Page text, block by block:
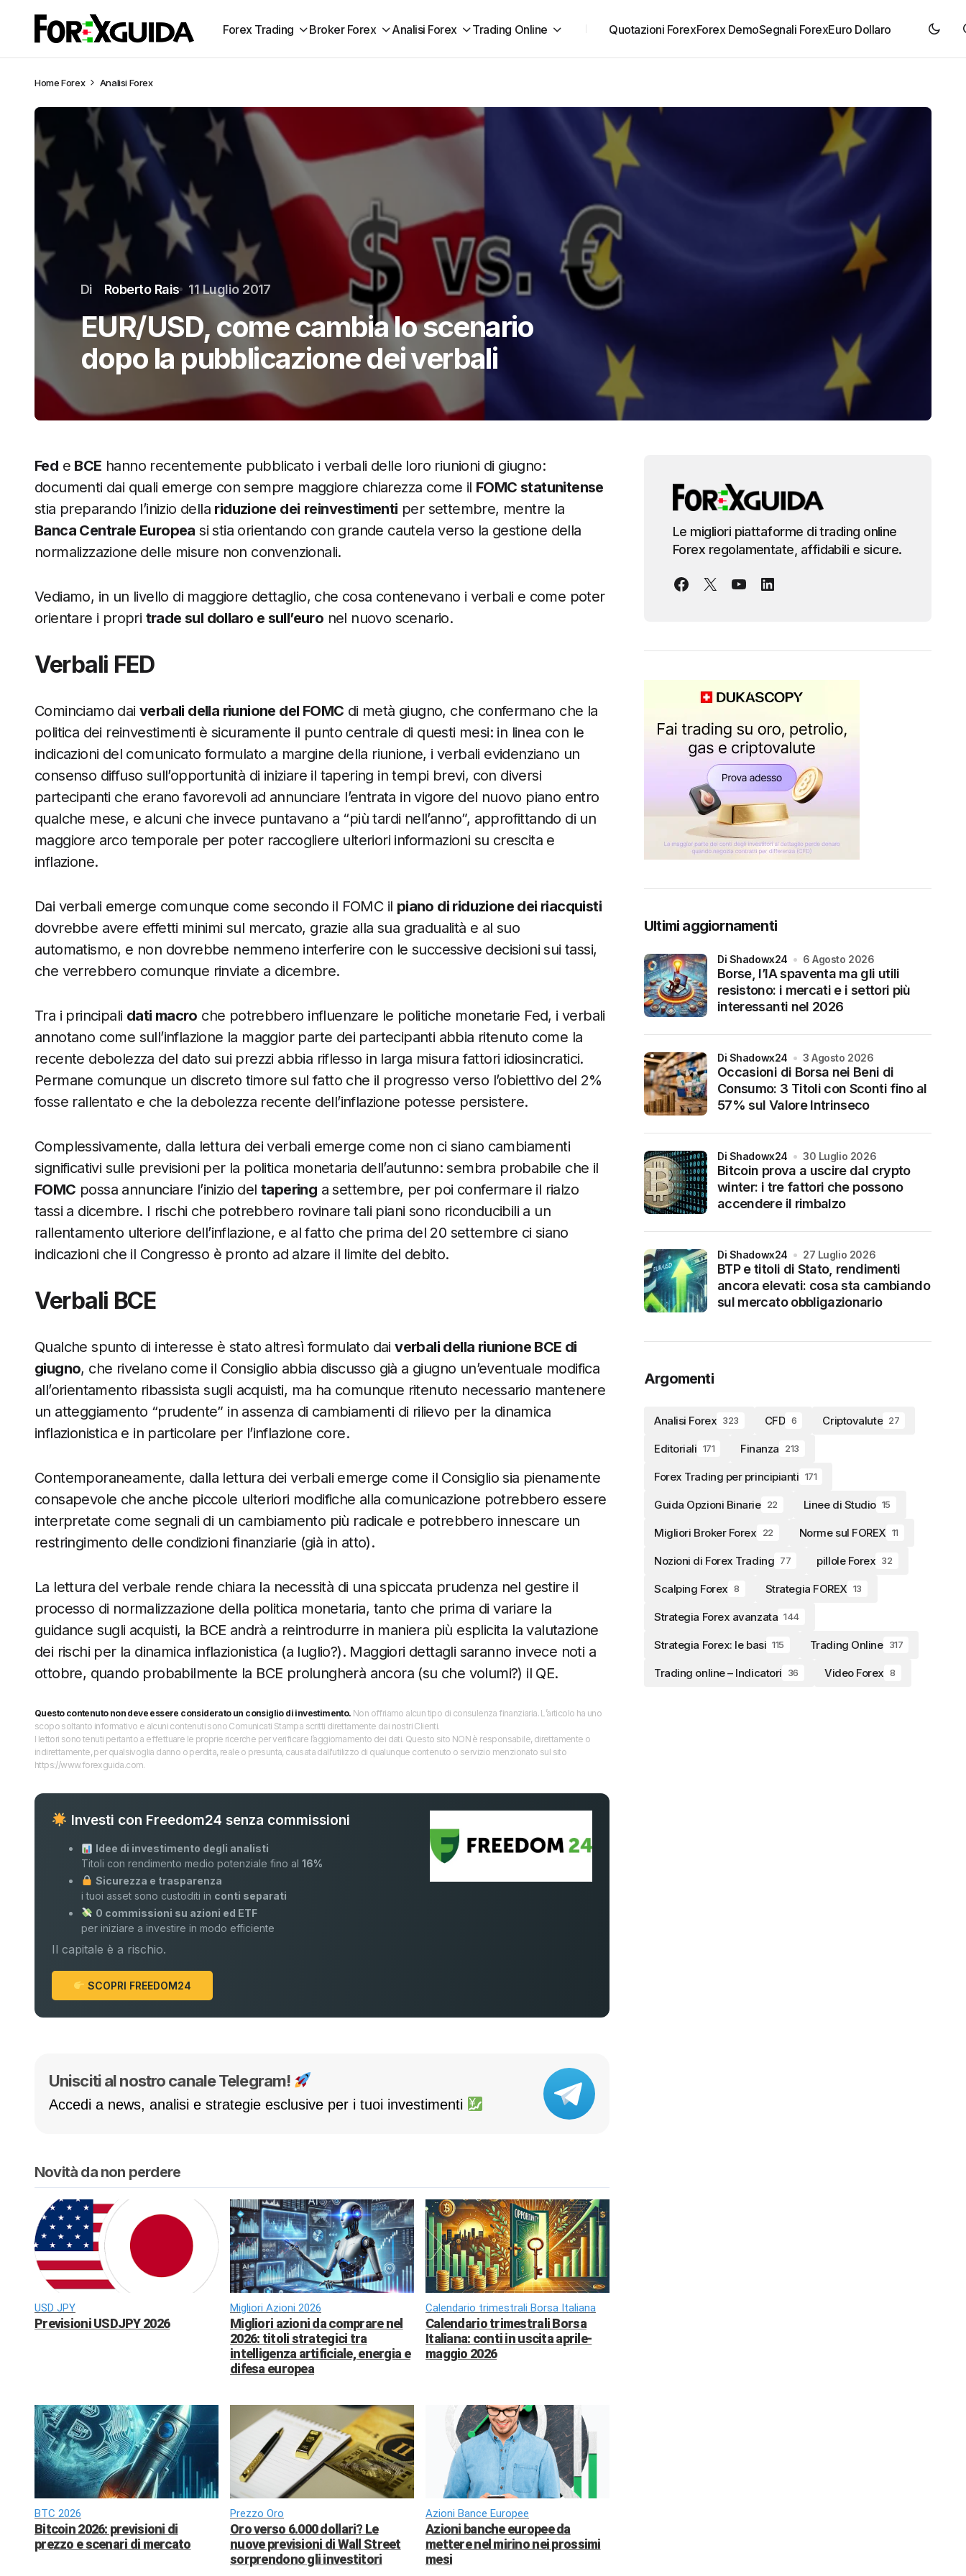
Forex Trading Broker Forex Analisi Forex Trading Online Quotazioni ForexForex DemoSegnali ForexEuro Dollaro
HomeForex Analisi Forex
Di Roberto Rais 11 Luglio 2017
EUR/USD, come cambia lo scenario
dopo la pubblicazione dei verbali
Fed e BCE hanno recentemente pubblicato i verbali delle loro riunioni di giugno:
documenti dai quali emerge con sempre maggiore chiarezza come il FOMC statunitense
stia preparando l’inizio della riduzione dei reinvestimenti per settembre, mentre la
Banca Centrale Europea si stia orientando con grande cautela verso la gestione della
normalizzazione delle misure non convenzionali.
Vediamo, in un livello di maggiore dettaglio, che cosa contenevano i verbali e come poter
orientare i propri trade sul dollaro e sull’euro nel nuovo scenario.
Verbali FED
Cominciamo dai verbali della riunione del FOMC di metà giugno, che confermano che la
politica dei reinvestimenti è sicuramente il punto centrale di questi mesi: in linea con le
indicazioni del comunicato formulato a margine della riunione, i verbali evidenziano un
consenso diffuso sull’opportunità di iniziare il tapering in tempi brevi, con diversi
partecipanti che erano favorevoli ad annunciare l’entrata in vigore del nuovo piano entro
qualche mese, e alcuni che invece puntavano a “più tardi nell’anno”, approfittando di un
maggiore arco temporale per poter raccogliere ulteriori informazioni su crescita e
inflazione.
Dai verbali emerge comunque come secondo il FOMC il piano di riduzione dei riacquisti
dovrebbe avere effetti minimi sul mercato, grazie alla sua gradualità e al suo
automatismo, e non dovrebbe nemmeno interferire con le successive decisioni sui tassi,
che verrebbero comunque rinviate a dicembre.
Tra i principali dati macro che potrebbero influenzare le politiche monetarie Fed, i verbali
annotano come sull’inflazione la maggior parte dei partecipanti abbia ritenuto come la
recente debolezza del dato sui prezzi abbia riflesso in larga misura fattori idiosincratici.
Permane comunque un discreto timore sul fatto che il progresso verso l’obiettivo del 2%
fosse rallentato e che la debolezza recente dell’inflazione potesse persistere.
Complessivamente, dalla lettura dei verbali emerge come non ci siano cambiamenti
significativi sulle previsioni per la politica monetaria dell’autunno: sembra probabile che il
FOMC possa annunciare l’inizio deltapering a settembre, per poi confermare il rialzo
tassi a dicembre. I rischi che potrebbero rovinare tali piani sono riconducibili a un
rallentamento ulteriore dell’inflazione, e al fatto che prima del 20 settembre ci siano
indicazioni che il Congresso è pronto ad alzare il limite del debito.
Verbali BCE
Qualche spunto di interesse è stato altresì formulato daiverbali della riunione BCE di
giugno, che rivelano come il Consiglio abbia discusso già a giugno un’eventuale modifica
all’orientamento ribassista sugli acquisti, ma ha comunque ritenuto necessario mantenere
un atteggiamento “prudente” in assenza di cambiamenti di rilievo per la dinamica
inflazionistica e in particolare per l’inflazione core.
Contemporaneamente, dalla lettura dei verbali emerge come il Consiglio sia pienamente
consapevole che anche piccole ulteriori modifiche alla comunicazione potrebbero essere
interpretate come segnali di un cambiamento più radicale e potrebbero innescare un
restringimento delle condizioni finanziarie (già in atto).
La lettura del verbale rende chiara la necessità di una spiccata prudenza nel gestire il
processo di normalizzazione della politica monetaria, tanto che prima di variare la
guidance sugli acquisti, la BCE andrà a reintrodurre in maniera più esplicita la valutazione
dei rischi per la dinamica inflazionistica (a luglio?). Maggiori dettagli saranno invece noti a
ottobre, quando probabilmente la BCE prolungherà ancora (su che volumi?) il QE.
Questo contenuto non deve essere considerato un consiglio di investimento. Non offriamo alcun tipo di consulenza finanziaria. L’articolo ha uno
scopo soltanto informativo e alcuni contenuti sono Comunicati Stampa scritti direttamente dai nostri Clienti.
I lettori sono tenuti pertanto a effettuare le proprie ricerche per verificare l’aggiornamento dei dati. Questo sito NON è responsabile, direttamente o
indirettamente, per qualsivoglia danno o perdita, reale o presunta, causata dall'utilizzo di qualunque contenuto o servizio menzionato sul sito
https://www.forexguida.com.
Investi con Freedom24 senza commissioni
Idee di investimento degli analisti
Titoli con rendimento medio potenziale fino al16%
Sicurezza e trasparenza
i tuoi asset sono custoditi in conti separati
0 commissioni su azioni ed ETF
per iniziare a investire in modo efficiente
Il capitale è a rischio.
SCOPRI FREEDOM24
Unisciti al nostro canale Telegram!
Accedi a news, analisi e strategie esclusive per i tuoi investimenti
Novità da non perdere
USD JPY
Previsioni USDJPY 2026
Migliori Azioni 2026
Migliori azioni da comprare nel
2026: titoli strategici tra
intelligenza artificiale, energia e
difesa europea
Calendario trimestrali Borsa Italiana
Calendario trimestrali Borsa
Italiana: conti in uscita aprile-
maggio 2026
BTC 2026
Bitcoin 2026: previsioni di
prezzo e scenari di mercato
Prezzo Oro
Oro verso 6.000 dollari? Le
nuove previsioni di Wall Street
sorprendono gli investitori
Azioni Bance Europee
Azioni banche europee da
mettere nel mirino nei prossimi
mesi
Le migliori piattaforme di trading online
Forex regolamentate, affidabili e sicure.
Ultimi aggiornamenti
Borse, l’IA spaventa ma gli utili
resistono: i mercati e i settori più
interessanti nel 2026
di Shadowx24 6 Agosto 2026
Occasioni di Borsa nei Beni di
Consumo: 3 Titoli con Sconti fino al
57% sul Valore Intrinseco
di Shadowx24 3 Agosto 2026
Bitcoin prova a uscire dal crypto
winter: i tre fattori che possono
accendere il rimbalzo
di Shadowx24 30 Luglio 2026
BTP e titoli di Stato, rendimenti
ancora elevati: cosa sta cambiando
sul mercato obbligazionario
di Shadowx24 27 Luglio 2026
Argomenti
Analisi Forex 323 CFD 6 Criptovalute 27
Editoriali 171 Finanza 213
Forex Trading per principianti 171
Guida Opzioni Binarie 22 Linee di Studio 15
Migliori Broker Forex 22 Norme sul FOREX 11
Nozioni di Forex Trading 77 pillole Forex 32
Scalping Forex 8 Strategia FOREX 13
Strategia Forex avanzata 144
Strategia Forex: le basi 115 Trading Online 317
Trading online – Indicatori 36 Video Forex 8